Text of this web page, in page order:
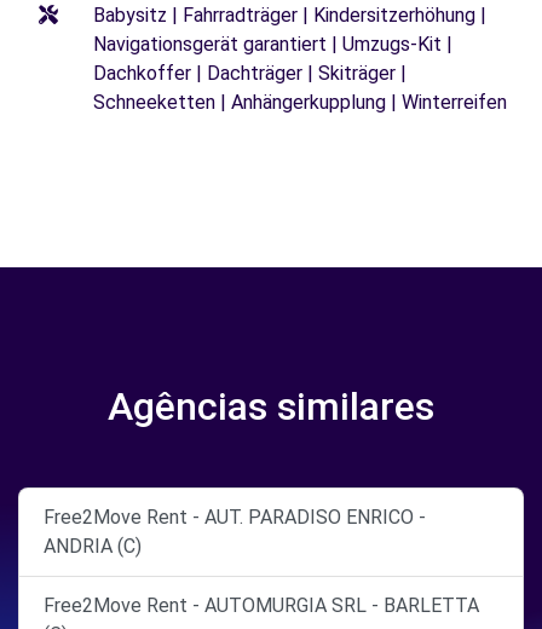
Babysitz | Fahrradträger | Kindersitzerhöhung |
Navigationsgerät garantiert | Umzugs-Kit |
Dachkoffer | Dachträger | Skiträger |
Schneeketten | Anhängerkupplung | Winterreifen
Agências similares
Free2Move Rent - AUT. PARADISO ENRICO -
ANDRIA (C)
Free2Move Rent - AUTOMURGIA SRL - BARLETTA